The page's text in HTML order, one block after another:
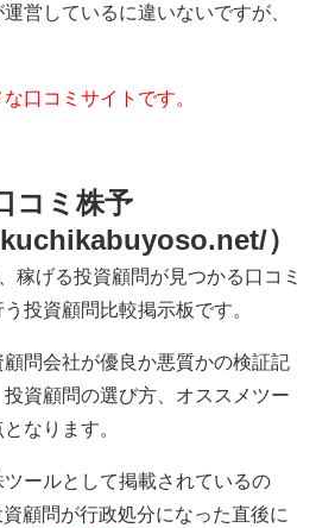
営しているに違いないですが、
口コミサイトです。
コミ株予
）
稼げる投資顧問が見つかる口コミ
投資顧問比較掲示板です。
問会社が優良か悪質かの検証記
資顧問の選び方、オススメツー
なります。
ールとして掲載されているの
顧問が行政処分になった直後に